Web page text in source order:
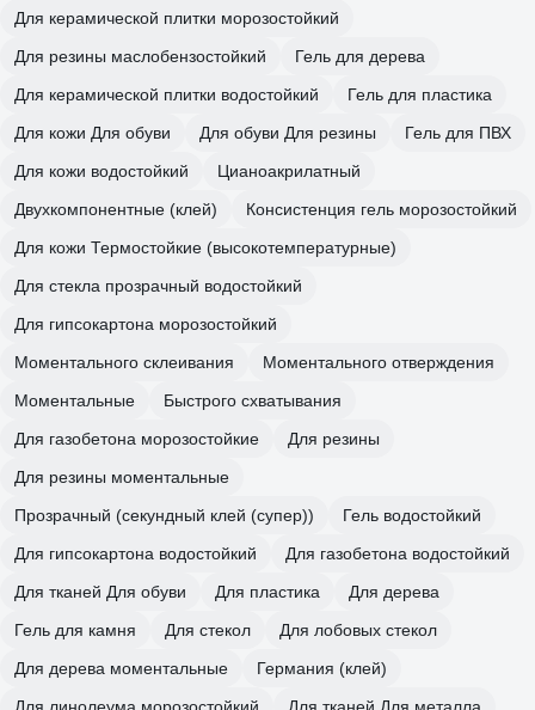
Для керамической плитки морозостойкий
Для резины маслобензостойкий
Гель для дерева
Для керамической плитки водостойкий
Гель для пластика
Для кожи Для обуви
Для обуви Для резины
Гель для ПВХ
Для кожи водостойкий
Цианоакрилатный
Двухкомпонентные (клей)
Консистенция гель морозостойкий
Для кожи Термостойкие (высокотемпературные)
Для стекла прозрачный водостойкий
Для гипсокартона морозостойкий
Моментального склеивания
Моментального отверждения
Моментальные
Быстрого схватывания
Для газобетона морозостойкие
Для резины
Для резины моментальные
Прозрачный (секундный клей (супер))
Гель водостойкий
Для гипсокартона водостойкий
Для газобетона водостойкий
Для тканей Для обуви
Для пластика
Для дерева
Гель для камня
Для стекол
Для лобовых стекол
Для дерева моментальные
Германия (клей)